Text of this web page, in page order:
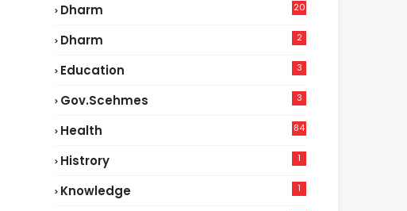
Dharm 20
Dharm 2
Education 3
Gov.scehmes 3
Health
84
Histrory 1
Knowledge 1